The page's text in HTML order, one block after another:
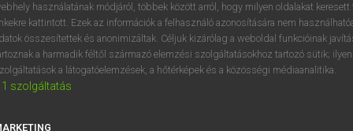
VAN ELŐFIZETÉSED?
megtekintéséhez.
használatának módjáról, többek között arról, hogy milyen oldalakat keresett
kattintott. Ezek az információk a felhasználó azonosítására nem
összesítettek és anonimizáltak. Céljuk kizárólag a weboldal funkcióinak
a harmadik féltől származó elemzési szolgáltatásokhoz tartozó sütik;
a látogatóelemzések, a hőtérképek és a közösségi médiaanalitika.
1 szolgáltatás
a s d f g h j k l é
í y x c v b n m , .